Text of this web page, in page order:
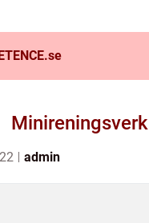
se
Minireningsverk
admin